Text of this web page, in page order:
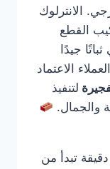
الانترلوك
القطع
جيدًا
الاعتماد
لتنفيذ
والجمال.
تبدأ من